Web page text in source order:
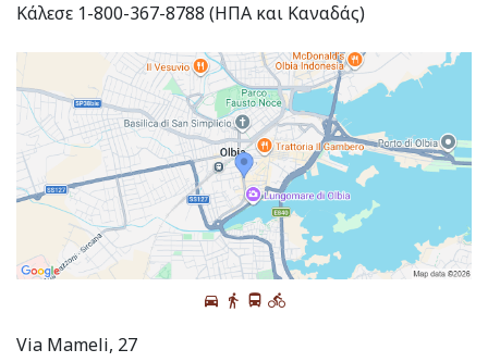
Κάλεσε 1-800-367-8788 (ΗΠΑ και Καναδάς)
Via Mameli, 27